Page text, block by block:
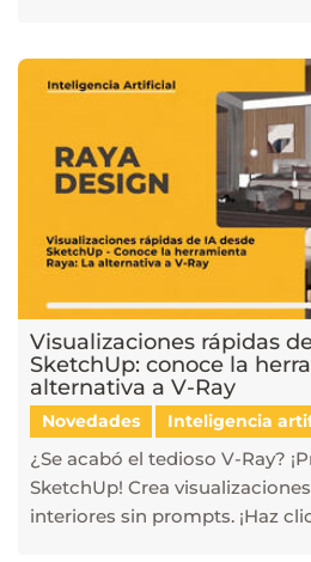
Visualizaciones rápidas
SketchUp: conoce la
alternativa a V-Ray
Novedades Inteligencia
¿Se acabó el tedioso V-Ray?
SketchUp! Crea
interiores sin prompts. ¡Haz